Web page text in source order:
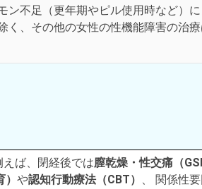
ン不足（更年期やピル使用時など）に
く、その他の女性の性機能障害の治
ば、閉経後では膣乾燥・性交痛（
や認知行動療法（CBT） 、 関係性